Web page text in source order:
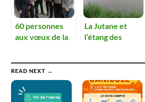
déchets.
60 personnes
aux vœux de la
La Jutane et
l’étang des
READ NEXT →